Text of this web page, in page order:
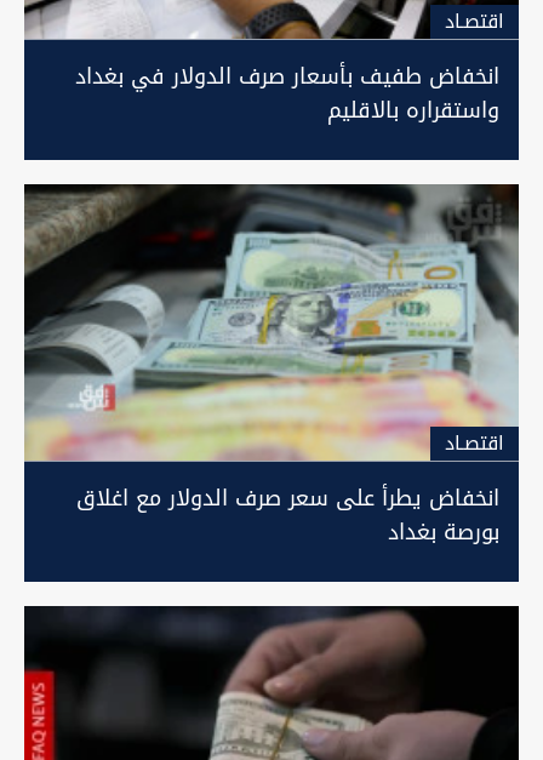
اقتصـاد
انخفاض طفيف بأسعار صرف الدولار في بغداد
واستقراره بالاقليم
اقتصـاد
انخفاض يطرأ على سعر صرف الدولار مع اغلاق
بورصة بغداد